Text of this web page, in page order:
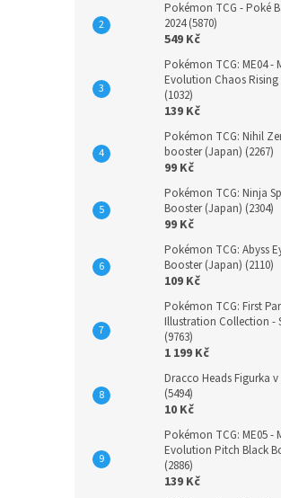
Pokémon TCG - Poké
2024 (5870)
549 Kč
Pokémon TCG: ME04 -
Evolution Chaos
(1032)
139 Kč
Pokémon TCG: Nihil
booster (Japan) (2267)
99 Kč
Pokémon TCG: Ninja
Booster (Japan) (2304)
99 Kč
Pokémon TCG: Abyss
Booster (Japan) (2110)
109 Kč
Pokémon TCG: First
Illustration Collection -
(9763)
1 199 Kč
Dracco Heads Figurka v
(5494)
10 Kč
Pokémon TCG: ME05 -
Evolution Pitch Black
(2886)
139 Kč